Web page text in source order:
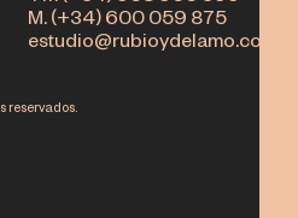
M. (+34) 600 059 875
estudio@rubioydelamo.com
reservados.